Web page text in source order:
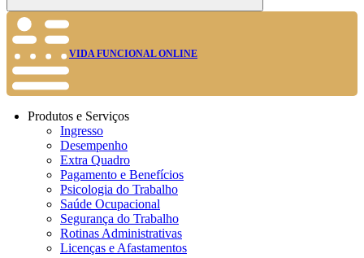
Buscar
VIDA FUNCIONAL ONLINE
Produtos e Serviços
Ingresso
Desempenho
Extra Quadro
Pagamento e Benefícios
Psicologia do Trabalho
Saúde Ocupacional
Segurança do Trabalho
Rotinas Administrativas
Licenças e Afastamentos